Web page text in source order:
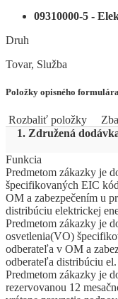
09310000-5 -
Druh
Tovar, Služba
Položky opisného
Rozbaliť položky
1. Združená
Funkcia
Predmetom zákazky je
špecifikovaných EIC
OM a zabezpečením u
distribúciu elektrickej
Predmetom zákazky je
osvetlenia(VO)
odberateľa v OM a
odberateľa distribúciu el.
Predmetom zákazky je
rezervovanou 12